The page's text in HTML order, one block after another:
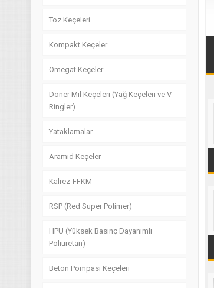
Toz Keçeleri
Kompakt Keçeler
Omegat Keçeler
Döner Mil Keçeleri (Yağ Keçeleri ve V-
Ringler)
Yataklamalar
Aramid Keçeler
Kalrez-FFKM
RSP (Red Super Polimer)
HPU (Yüksek Basınç Dayanımlı
Poliüretan)
Beton Pompası Keçeleri